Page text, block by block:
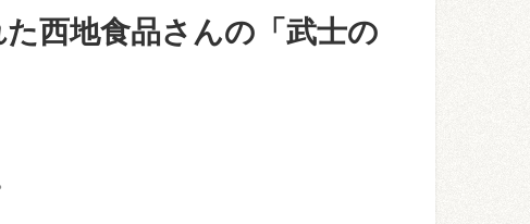
西地食品さんの「武士の